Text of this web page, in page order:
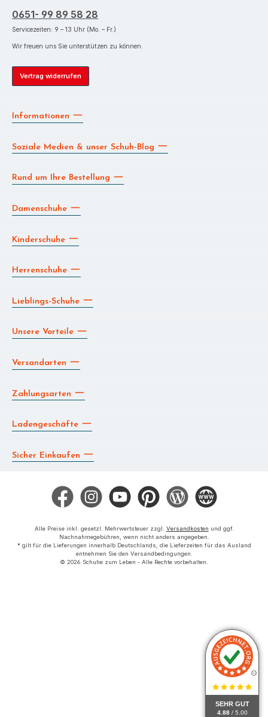
SEHR GUT
4.88 / 5.00
0651- 99 89 58 28
Servicezeiten: 9 – 13 Uhr (Mo. – Fr.)
Wir freuen uns Sie unterstützen zu können.
Vertrag widerrufen
Informationen
Soziale Medien & unser Schuh-Blog
Rund um Ihre Bestellung
Damenschuhe
Kinderschuhe
Herrenschuhe
Lieblings-Schuhe
Unsere Vorteile
Versandarten
Zahlungsarten
Ladengeschäfte
Sicher Einkaufen
Facebook Instagram YouTube Pinterest Blog Die BERG App
Alle Preise inkl. gesetzl. Mehrwertsteuer zzgl. Versandkosten und ggf.
Nachnahmegebühren, wenn nicht anders angegeben.
* gilt für die Lieferungen innerhalb Deutschlands, die Lieferzeiten für das Ausland
entnehmen Sie den Versandbedingungen.
© 2026 Schuhe zum Leben - Alle Rechte vorbehalten.